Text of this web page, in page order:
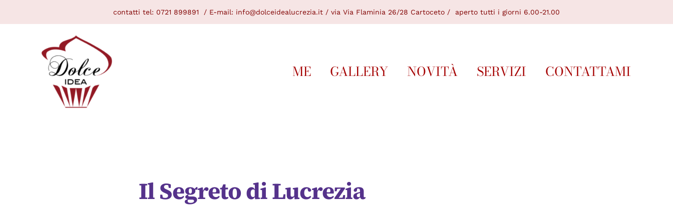
contatti tel: 0721 899891 / E-mail: info@dolceidealucrezia.it / via Via Flaminia 26/28 Cartoceto / aperto tutti i giorni 6.00-21.00
ME GALLERY NOVITÀ SERVIZI CONTATTAMI
Il Segreto di Lucrezia